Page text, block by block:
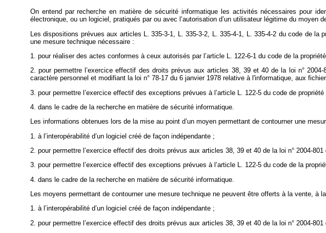
On entend par recherche en matière de sécurité informatique les activités nécessaires pour
électronique, ou un logiciel, pratiqués par ou avec l’autorisation d’un utilisateur légitime du moyen
Les dispositions prévues aux articles L. 335-3-1, L. 335-3-2, L. 335-4-1, L. 335-4-2 du code de
une mesure technique nécessaire :
1. pour réaliser des actes conformes à ceux autorisés par l’article L. 122-6-1 du code de la
2. pour permettre l’exercice effectif des droits prévus aux articles 38, 39 et 40 de la loi n°
caractère personnel et modifiant la loi n° 78-17 du 6 janvier 1978 relative à l'informatique, aux
3. pour permettre l’exercice effectif des exceptions prévues à l’article L. 122-5 du code de
4. dans le cadre de la recherche en matière de sécurité informatique.
Les informations obtenues lors de la mise au point d’un moyen permettant de contourner une
1. à l’interopérabilité d’un logiciel créé de façon indépendante ;
2. pour permettre l’exercice effectif des droits prévus aux articles 38, 39 et 40 de la loi n° 2004-
3. pour permettre l’exercice effectif des exceptions prévues à l’article L. 122-5 du code de la
4. dans le cadre de la recherche en matière de sécurité informatique.
Les moyens permettant de contourner une mesure technique ne peuvent être offerts à la vente,
1. à l’interopérabilité d’un logiciel créé de façon indépendante ;
2. pour permettre l’exercice effectif des droits prévus aux articles 38, 39 et 40 de la loi n° 2004-